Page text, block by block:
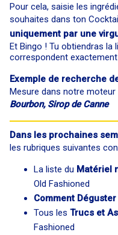
Pour cela, saisie les
souhaites dans ton
uniquement par une
Et Bingo ! Tu obtiendras
correspondent
Exemple de recherche
Mesure dans notre
Bourbon, Sirop de Canne
Dans les prochaines
les rubriques suivantes
La liste du Matériel
Old Fashioned
Comment Déguster
Tous les Trucs et
Fashioned